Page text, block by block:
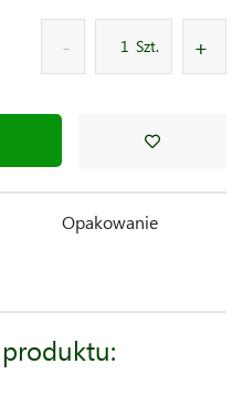
Szt.
Opakowanie